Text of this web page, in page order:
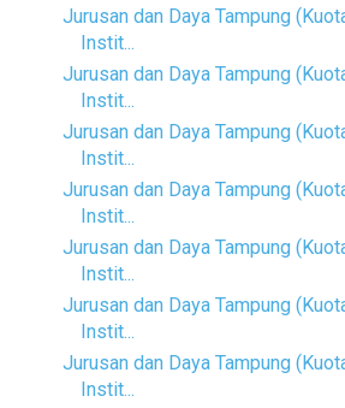
Jurusan dan Daya Tampung
Instit...
Jurusan dan Daya Tampung
Instit...
Jurusan dan Daya Tampung
Instit...
Jurusan dan Daya Tampung
Instit...
Jurusan dan Daya Tampung
Instit...
Jurusan dan Daya Tampung
Instit...
Jurusan dan Daya Tampung
Instit...